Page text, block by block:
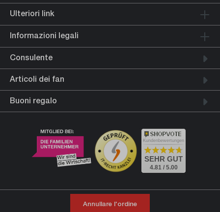
Ulteriori link
Informazioni legali
Consulente
Articoli dei fan
Buoni regalo
Kundenbewertungen
SEHR GUT
4.81 / 5.00
Annullare l'ordine